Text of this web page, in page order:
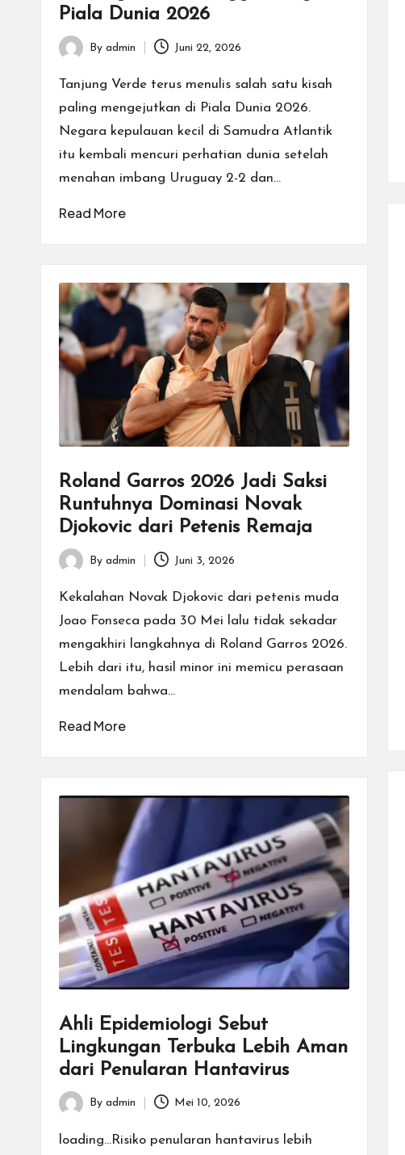
Piala Dunia 2026
Posted
by
By admin Juni 22, 2026
Tanjung Verde terus menulis salah satu kisah
paling mengejutkan di Piala Dunia 2026.
Negara kepulauan kecil di Samudra Atlantik
itu kembali mencuri perhatian dunia setelah
menahan imbang Uruguay 2-2 dan…
Read More
Roland Garros 2026 Jadi Saksi
Runtuhnya Dominasi Novak
Djokovic dari Petenis Remaja
Posted
by
By admin Juni 3, 2026
Kekalahan Novak Djokovic dari petenis muda
Joao Fonseca pada 30 Mei lalu tidak sekadar
mengakhiri langkahnya di Roland Garros 2026.
Lebih dari itu, hasil minor ini memicu perasaan
mendalam bahwa…
Read More
Ahli Epidemiologi Sebut
Lingkungan Terbuka Lebih Aman
dari Penularan Hantavirus
Posted
by
By admin Mei 10, 2026
loading...Risiko penularan hantavirus lebih